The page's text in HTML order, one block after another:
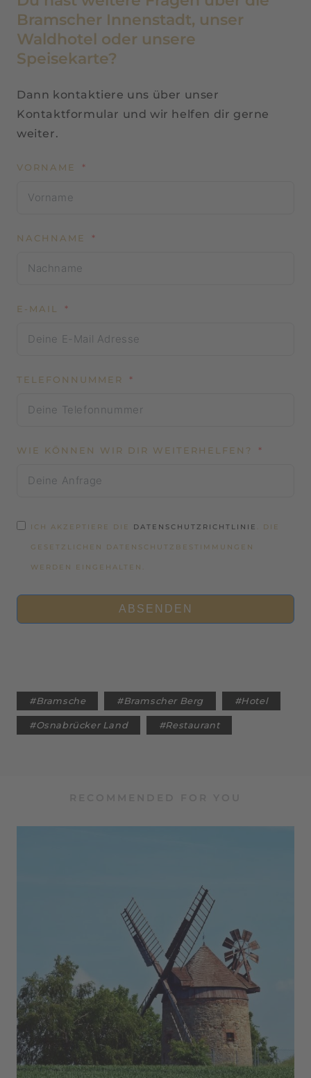
Bramscher Innenstadt, unser
Waldhotel oder unsere
Speisekarte?
Dann kontaktiere uns über unser
Kontaktformular und wir helfen dir gerne
weiter.
VORNAME
NACHNAME
E-MAIL
TELEFONNUMMER
WIE KÖNNEN WIR DIR WEITERHELFEN?
ICH AKZEPTIERE DIE DATENSCHUTZRICHTLINIE . DIE
GESETZLICHEN DATENSCHUTZBESTIMMUNGEN
WERDEN EINGEHALTEN.
ABSENDEN
#Bramsche #Bramscher Berg #Hotel
#Osnabrücker Land #Restaurant